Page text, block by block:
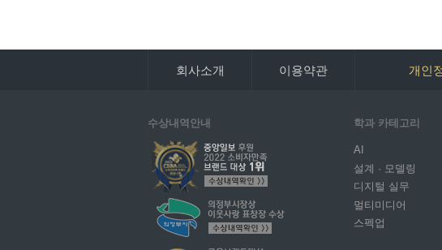
회사소개 이용약관 개인
수상내역안내 학과 카테고리
AI
설계 · 모델링
디지털 실무
멀티미디어
스펙업